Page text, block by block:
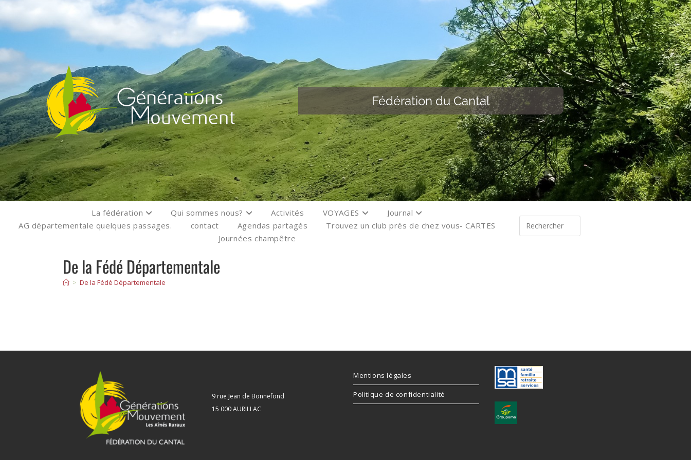
Fédération du Cantal
La fédération Qui sommes nous? Activités VOYAGES
Journal
AG départementale quelques passages.
contact Agendas partagés
Trouvez un club prés de chez vous- CARTES
Journées champêtre
De la Fédé Départementale
> De la Fédé Départementale
9 rue Jean de Bonnefond
15 000 AURILLAC
Mentions légales
Politique de confidentialité